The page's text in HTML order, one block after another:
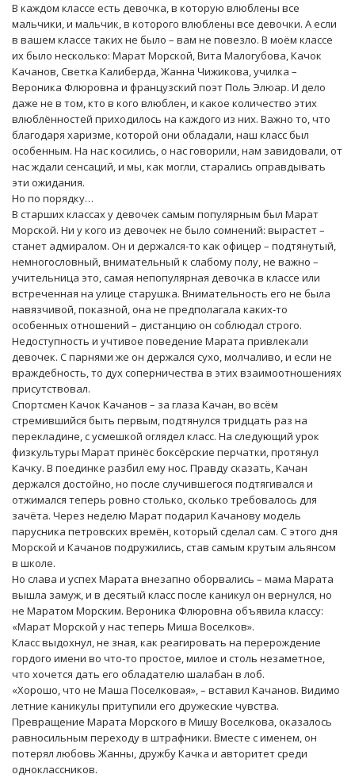
В каждом классе есть девочка, в которую влюблены все
мальчики, и мальчик, в которого влюблены все девочки. А если
в вашем классе таких не было – вам не повезло. В моём классе
их было несколько: Марат Морской, Вита Малогубова, Качок
Качанов, Светка Калиберда, Жанна Чижикова, училка –
Вероника Флюровна и французский поэт Поль Элюар. И дело
даже не в том, кто в кого влюблен, и какое количество этих
влюблённостей приходилось на каждого из них. Важно то, что
благодаря харизме, которой они обладали, наш класс был
особенным. На нас косились, о нас говорили, нам завидовали, от
нас ждали сенсаций, и мы, как могли, старались оправдывать
эти ожидания.
Но по порядку…
В старших классах у девочек самым популярным был Марат
Морской. Ни у кого из девочек не было сомнений: вырастет –
станет адмиралом. Он и держался-то как офицер – подтянутый,
немногословный, внимательный к слабому полу, не важно –
учительница это, самая непопулярная девочка в классе или
встреченная на улице старушка. Внимательность его не была
навязчивой, показной, она не предполагала каких-то
особенных отношений – дистанцию он соблюдал строго.
Недоступность и учтивое поведение Марата привлекали
девочек. С парнями же он держался сухо, молчаливо, и если не
враждебность, то дух соперничества в этих взаимоотношениях
присутствовал.
Спортсмен Качок Качанов – за глаза Качан, во всём
стремившийся быть первым, подтянулся тридцать раз на
перекладине, с усмешкой оглядел класс. На следующий урок
физкультуры Марат принёс боксёрские перчатки, протянул
Качку. В поединке разбил ему нос. Правду сказать, Качан
держался достойно, но после случившегося подтягивался и
отжимался теперь ровно столько, сколько требовалось для
зачёта. Через неделю Марат подарил Качанову модель
парусника петровских времён, который сделал сам. С этого дня
Морской и Качанов подружились, став самым крутым альянсом
в школе.
Но слава и успех Марата внезапно оборвались – мама Марата
вышла замуж, и в десятый класс после каникул он вернулся, но
не Маратом Морским. Вероника Флюровна объявила классу:
«Марат Морской у нас теперь Миша Воселков».
Класс выдохнул, не зная, как реагировать на перерождение
гордого имени во что-то простое, милое и столь незаметное,
что хочется дать его обладателю шалабан в лоб.
«Хорошо, что не Маша Поселковая», – вставил Качанов. Видимо
летние каникулы притупили его дружеские чувства.
Превращение Марата Морского в Мишу Воселкова, оказалось
равносильным переходу в штрафники. Вместе с именем, он
потерял любовь Жанны, дружбу Качка и авторитет среди
одноклассников.